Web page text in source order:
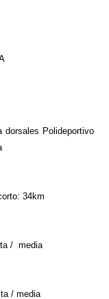
dorsales Polideportivo
34km
/ media
/ media